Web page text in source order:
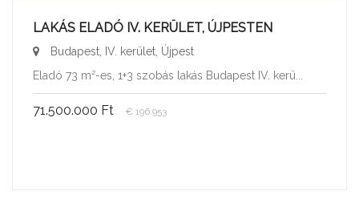
LAKÁS ELADÓ IV. KERÜLET, ÚJPESTEN
Budapest, IV. kerület, Újpest
Eladó 73 m²-es, 1+3 szobás lakás Budapest IV. kerü...
71.500.000 Ft € 196.953